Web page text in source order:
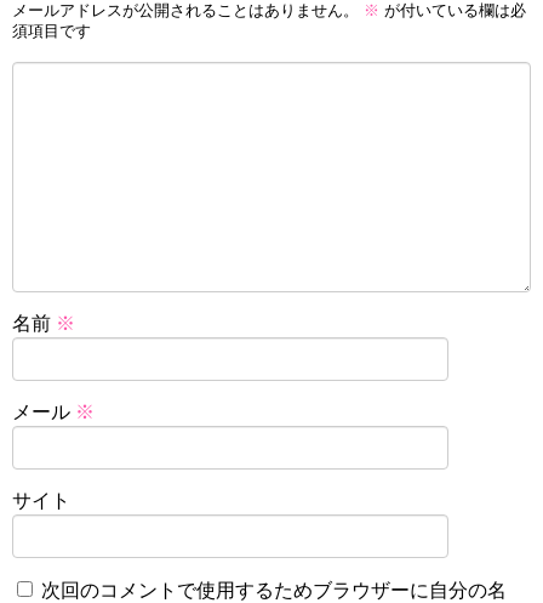
メールアドレスが公開されることはありません。 ※ が付いている欄は必
須項目です
名前 ※
メール ※
サイト
次回のコメントで使用するためブラウザーに自分の名